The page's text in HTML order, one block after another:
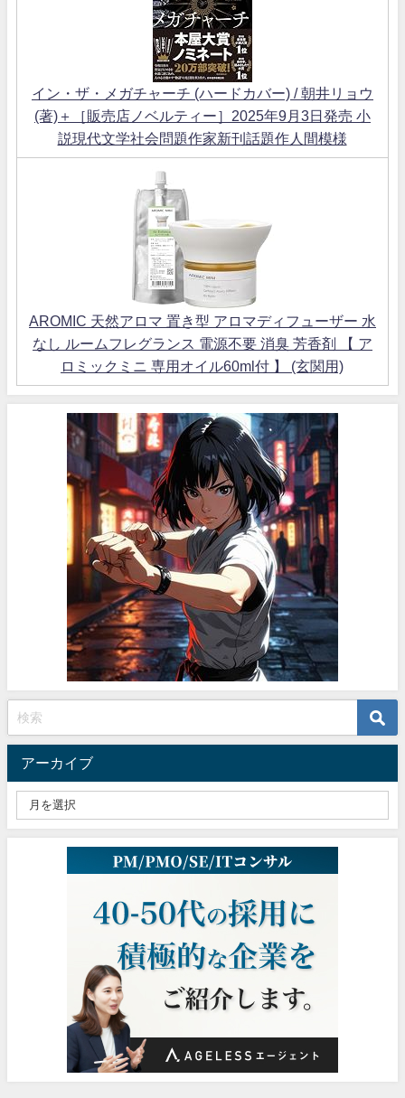
イン・ザ・メガチャーチ (ハードカバー) / 朝井リョウ
(著)＋［販売店ノベルティー］2025年9月3日発売 小
説現代文学社会問題作家新刊話題作人間模様
AROMIC 天然アロマ 置き型 アロマディフューザー 水
なし ルームフレグランス 電源不要 消臭 芳香剤 【 ア
ロミックミニ 専用オイル60ml付 】 (玄関用)
アーカイブ